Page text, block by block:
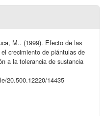
M.. (1999). Efecto de las
crecimiento de plántulas de
a la tolerancia de sustancia
20.500.12220/14435